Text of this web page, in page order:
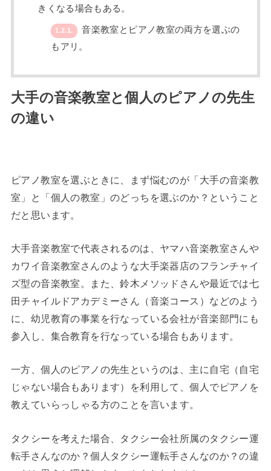
きくなる場合もある。
1.2.1.
音楽教室とピアノ教室の両方を選ぶの
もアリ。
大手の音楽教室と個人のピアノの先生
の違い
ピアノ教室を選ぶときに、まず悩むのが「大手の音楽教
室」と「個人の教室」のどっちを選ぶのか？ということ
だと思います。
大手音楽教室で代表されるのは、ヤマハ音楽教室さんや
カワイ音楽教室さんのような大手楽器店のフランチャイ
ズ型の音楽教室。また、鈴木メソッドさんや最近では七
田チャイルドアカデミーさん（音楽コース）などのよう
に、幼児教育の事業を行なっている会社が音楽部門にも
参入し、集合教育を行なっている場合もあります。
一方、個人のピアノの先生というのは、主に自宅（自宅
じゃない場合もあります）を利用して、個人でピアノを
教えていらっしゃる方のことを言います。
タクシーを考えた場合、タクシー会社所属のタクシー運
転手さんなのか？個人タクシー運転手さんなのか？の違